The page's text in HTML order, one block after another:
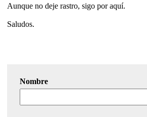
Aunque no deje rastro, sigo por aquí.
Saludos.
Nombre